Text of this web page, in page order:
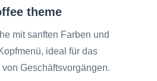
theme
mit sanften Farben und
ideal für das
Geschäftsvorgängen.